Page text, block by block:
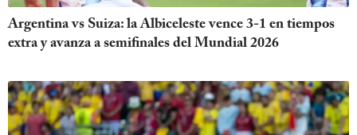
Argentina vs Suiza: la Albiceleste vence 3-1 en tiempos
extra y avanza a semifinales del Mundial 2026